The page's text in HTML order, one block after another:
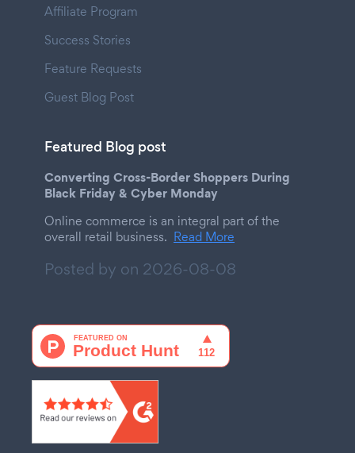
Affiliate Program
Success Stories
Feature Requests
Guest Blog Post
Featured Blog post
Converting Cross-Border Shoppers During
Black Friday & Cyber Monday
Online commerce is an integral part of the
overall retail business. Read More
Posted by on 2026-08-08